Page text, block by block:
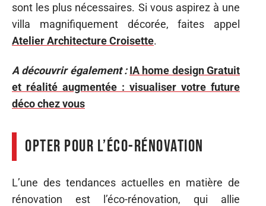
sont les plus nécessaires. Si vous aspirez à une
villa magnifiquement décorée, faites appel
Atelier Architecture Croisette.
A découvrir également : IA home design Gratuit
et réalité augmentée : visualiser votre future
déco chez vous
Opter pour l’éco-rénovation
L’une des tendances actuelles en matière de
rénovation est l’éco-rénovation, qui allie